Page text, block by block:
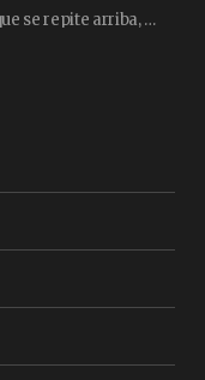
(La imagen de Tapa, que se repite arriba, fue compuesta por Amilcar Moretti el viernes…